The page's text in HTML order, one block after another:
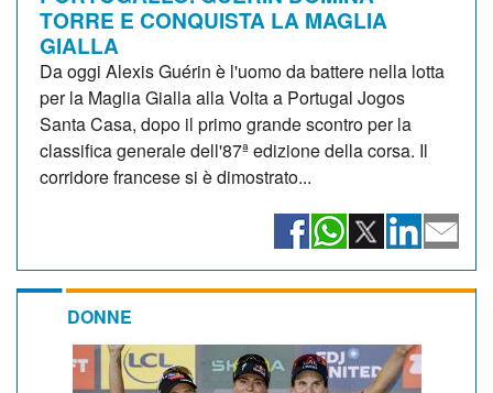
TORRE E CONQUISTA LA MAGLIA
GIALLA
Da oggi Alexis Guérin è l'uomo da battere nella lotta
per la Maglia Gialla alla Volta a Portugal Jogos
Santa Casa, dopo il primo grande scontro per la
classifica generale dell'87ª edizione della corsa. Il
corridore francese si è dimostrato...
DONNE